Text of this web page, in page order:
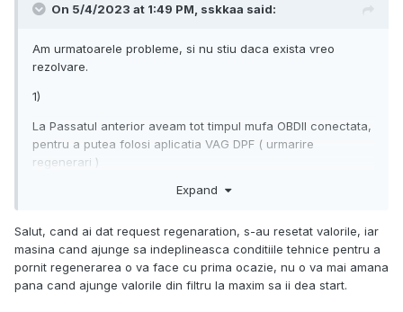
On 5/4/2023 at 1:49 PM, sskkaa said:
Am urmatoarele probleme, si nu stiu daca exista vreo
rezolvare.
1)
La Passatul anterior aveam tot timpul mufa OBDII conectata,
pentru a putea folosi aplicatia VAG DPF ( urmarire
regenerari )
La BMW, am cumparat un VLinker BM+, pe care il folosesc
masina, dupa ce inchid masina, la aprox 30sec maxim,
incepe sa sune alarma. Daca e scoasa din locas, nu este
nicio problema... cum pot face sa o las conectata si fara sa
sune alarma de fiecare data cand o uit in mufa obd?
Expand
Salut, cand ai dat request regenaration, s-au resetat valorile, iar
masina cand ajunge sa indeplineasca conditiile tehnice pentru a
pornit regenerarea o va face cu prima ocazie, nu o va mai amana
pana cand ajunge valorile din filtru la maxim sa ii dea start.